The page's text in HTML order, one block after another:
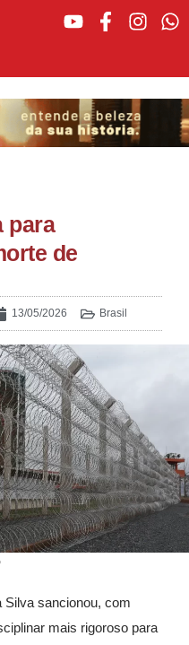
para
de
13/05/2026 Brasil
Silva sancionou, com
mais rigoroso para